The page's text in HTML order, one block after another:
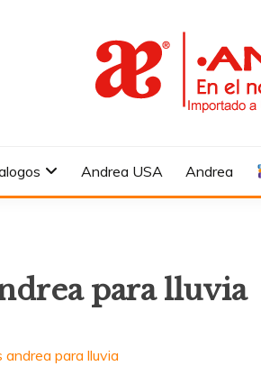
Andrea USA Andrea
para lluvia
andrea para lluvia